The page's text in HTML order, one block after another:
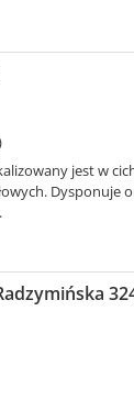
jest w
Dysponuje